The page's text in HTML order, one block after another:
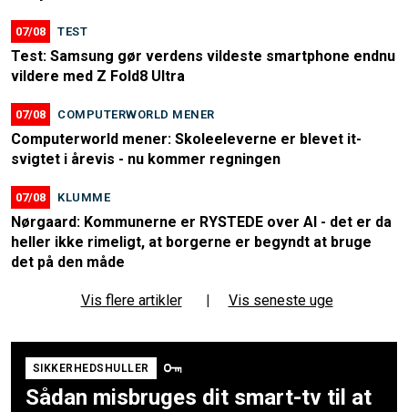
07/08 TEST
Test: Samsung gør verdens vildeste smartphone endnu
vildere med Z Fold8 Ultra
07/08 COMPUTERWORLD MENER
Computerworld mener: Skoleeleverne er blevet it-
svigtet i årevis - nu kommer regningen
07/08 KLUMME
Nørgaard: Kommunerne er RYSTEDE over AI - det er da
heller ikke rimeligt, at borgerne er begyndt at bruge
det på den måde
Vis flere artikler | Vis seneste uge
SIKKERHEDSHULLER
Sådan misbruges dit smart-tv til at